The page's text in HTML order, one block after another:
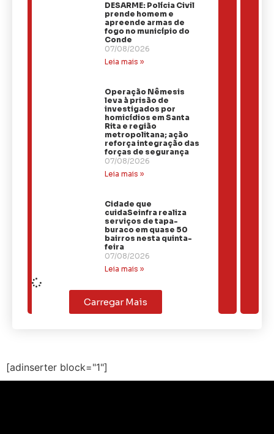
DESARME: Polícia Civil
prende homem e
apreende armas de
fogo no município do
Conde
07/08/2026
Leia mais »
Operação Nêmesis
leva à prisão de
investigados por
homicídios em Santa
Rita e região
metropolitana; ação
reforça integração das
forças de segurança
07/08/2026
Leia mais »
Cidade que
cuidaSeinfra realiza
serviços de tapa-
buraco em quase 50
bairros nesta quinta-
feira
07/08/2026
Leia mais »
Carregar Mais
[adinserter block="1"]